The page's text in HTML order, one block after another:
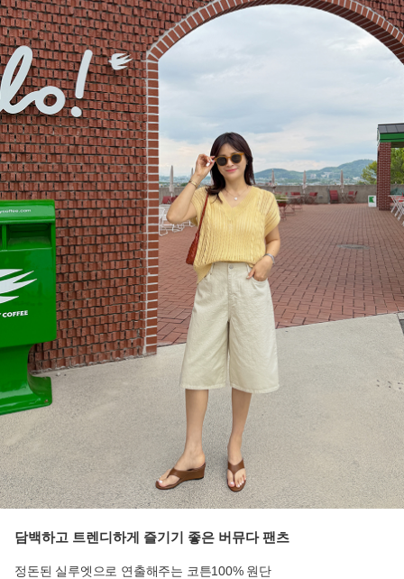
담백하고 트렌디하게 즐기기 좋은 버뮤다 팬츠
정돈된 실루엣으로 연출해주는 코튼100% 원단